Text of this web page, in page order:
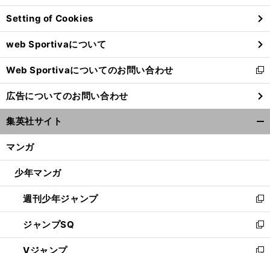
ン
ド
ウ
で
開
く
Setting of Cookies
web Sportivaについて
Web Sportivaについてのお問い合わせ
新
し
い
ウ
ィ
ン
ウ
開
く
広告についてのお問い合わせ
集英社サイト
マンガ
少年マンガ
週刊少年ジャンプ
新
し
い
ウ
ジャンプSQ
新
し
Vジャンプ